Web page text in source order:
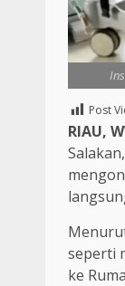
Post
RIAU,
seperti
ke